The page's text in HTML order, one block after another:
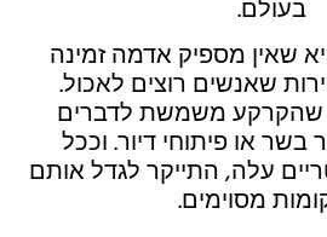
בעולם.
שאין מספיק אדמה זמינה
שאנשים רוצים לאכול.
שהקרקע משמשת לדברים
בשר או פיתוחי דיור. וככל
עלה, התייקר לגדל אותם
מסוימים.